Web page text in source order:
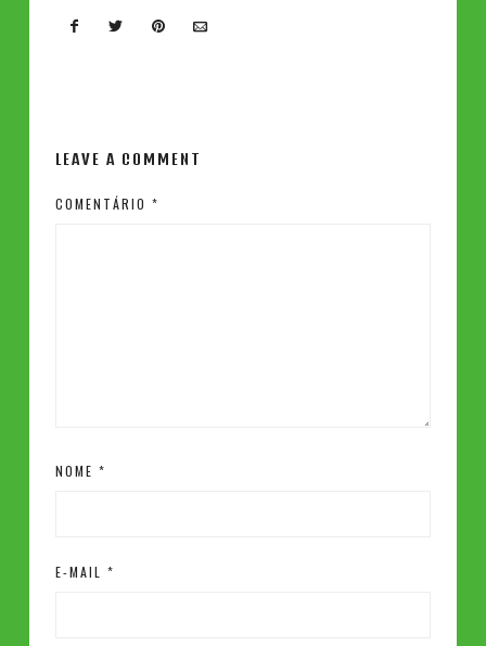
LEAVE A COMMENT
COMENTÁRIO *
NOME *
E-MAIL *